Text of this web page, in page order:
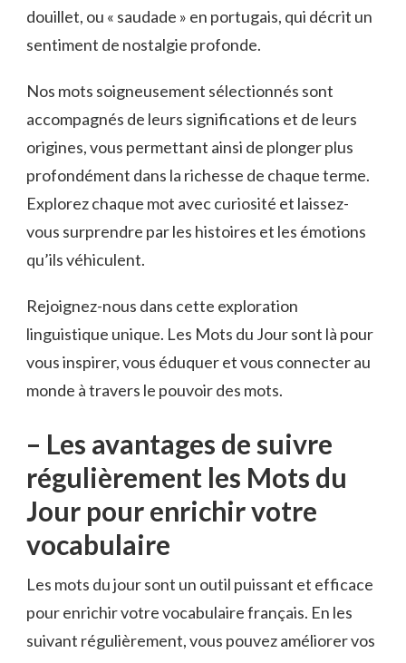
douillet, ou « saudade » en portugais, ‌qui décrit un⁣
sentiment de nostalgie profonde.
Nos ‍mots soigneusement sélectionnés sont
accompagnés de ⁤leurs significations et ​de leurs
origines, vous permettant ⁤ainsi de plonger plus
profondément dans ​la ⁢richesse de ‍chaque terme.
⁣Explorez chaque mot avec curiosité et laissez-
vous surprendre par les histoires‍ et les émotions‍
qu’ils⁤ véhiculent.
Rejoignez-nous dans cette exploration
linguistique unique. Les ⁣Mots du Jour ‍sont ⁤là pour
vous inspirer, vous éduquer​ et⁢ vous ‍connecter ⁣au‍
monde⁤ à travers le pouvoir ⁤des mots.
– Les avantages⁣ de suivre ​
régulièrement les ​Mots‌ du
Jour ‍pour enrichir votre
vocabulaire
Les mots du‍ jour sont un outil​ puissant et efficace
pour​ enrichir votre vocabulaire ⁣français. En les
suivant régulièrement, vous pouvez améliorer‌ vos